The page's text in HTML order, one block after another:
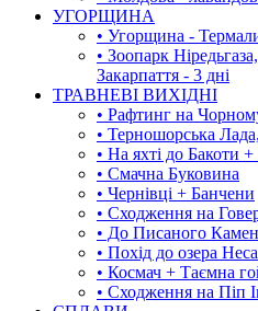
УГОРЩИНА
• Угорщина -
• Зоопарк
Закарпаття - 3 дні
ТРАВНЕВІ ВИХІДНІ
• Рафтинг на
• Терношорська
• На яхті до Бакоти
• Смачна Буковина
• Чернівці + Банчени
• Сходження на
• До Писаного
• Похід до озера
• Космач + Таємна
• Сходження на Піп